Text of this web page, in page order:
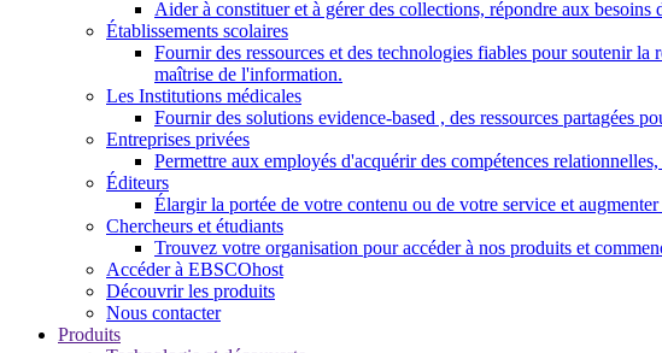
Aider à constituer et à gérer des collections, répondre aux
Établissements scolaires
Fournir des ressources et des technologies fiables pour soutenir la
maîtrise de l'information.
Les Institutions médicales
Fournir des solutions evidence-based , des ressources partagées
Entreprises privées
Permettre aux employés d'acquérir des compétences
Éditeurs
Élargir la portée de votre contenu ou de votre service et
Chercheurs et étudiants
Trouvez votre organisation pour accéder à nos produits et
Accéder à EBSCOhost
Découvrir les produits
Nous contacter
Produits